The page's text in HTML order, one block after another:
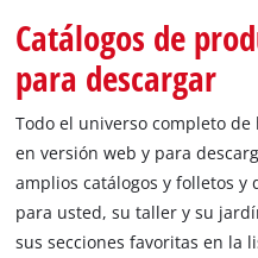
Catálogos de
para descargar
Todo el universo completo
en versión web y para
amplios catálogos y folletos y
para usted, su taller y su
sus secciones favoritas en la